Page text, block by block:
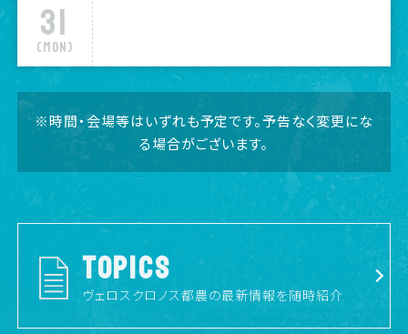
31
(Mon)
※時間・会場等はいずれも予定です。予告なく変更にな
る場合がございます。
TOPICS
ヴェロスクロノス都農の最新情報を随時紹介